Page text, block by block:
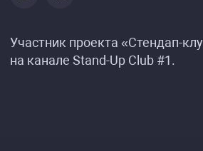
Участник проекта «Стендап-
на канале Stand-Up Club #1.